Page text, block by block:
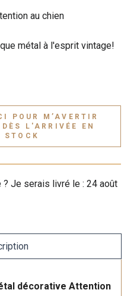
au chien
métal à l'esprit vintage!
L'ARRIVÉE EN
STOCK
? Je serais livré le :24 août
décorative Attention